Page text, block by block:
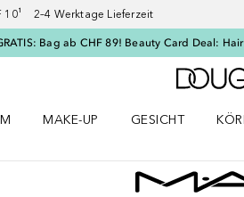
10¹ 2–4 Werktage Lieferzeit
Bag ab CHF 89! Beauty Card Deal:
MAKE-UP
GESICHT